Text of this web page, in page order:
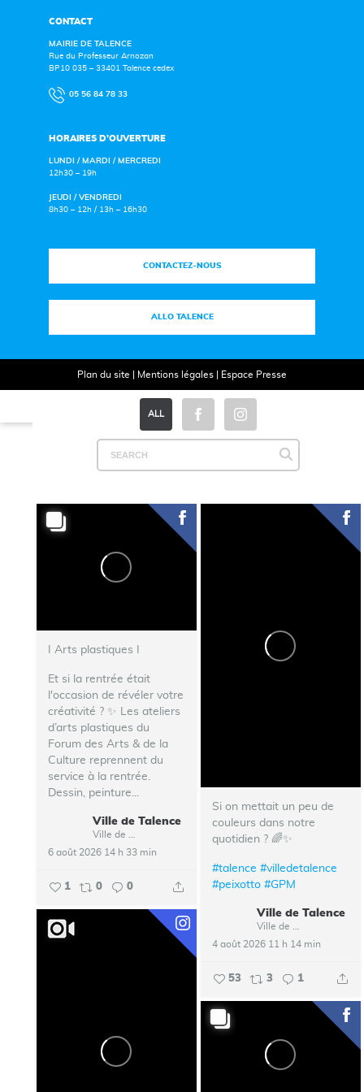
ALL
I Arts plastiques I
Et si la rentrée était
l'occasion de révéler votre
créativité ? ✨ Les ateliers
d’arts plastiques du
Forum des Arts & de la
Culture reprennent du
service à la rentrée.
Dessin, peinture...
Ville de Talence
6 août 2026 14 h 33 min
1 0 0
Si on mettait un peu de
couleurs dans notre
quotidien ? 🌈✨
#talence #villedetalence
#peixotto #GPM
Ville de Talence
4 août 2026 11 h 14 min
53 3 1
CONTACT
MAIRIE DE TALENCE
Rue du Professeur Arnozan
BP10 035 – 33401 Talence cedex
05 56 84 78 33
HORAIRES D’OUVERTURE
LUNDI / MARDI / MERCREDI
12h30 – 19h
JEUDI / VENDREDI
8h30 – 12h / 13h – 16h30
CONTACTEZ-NOUS
ALLO TALENCE
Plan du site Mentions légales| Espace Presse